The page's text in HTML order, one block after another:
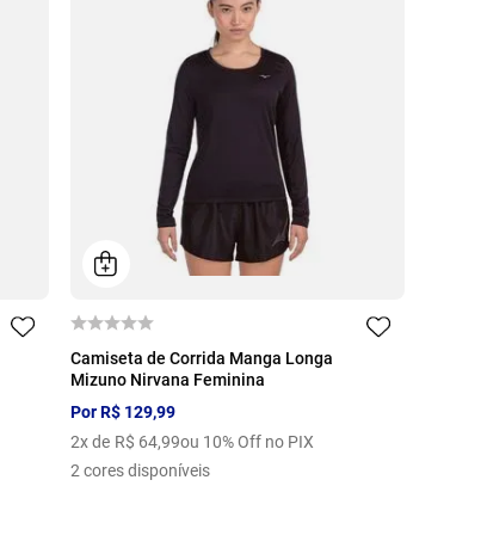
Camiseta de Corrida Manga Longa
Mizuno Nirvana Feminina
PorR$ 129,99
2x de R$ 64,99ou 10% Off no PIX
2 cores disponíveis